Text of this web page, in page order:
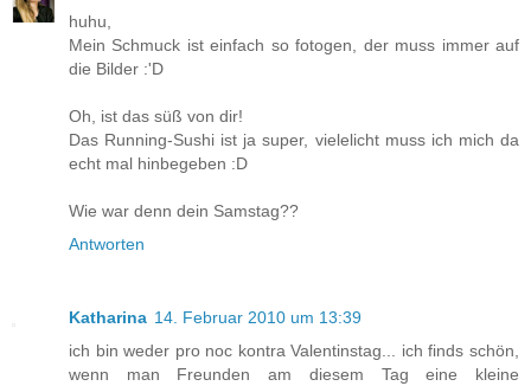
huhu,
Mein Schmuck ist einfach so fotogen, der muss immer auf
die Bilder :'D
Oh, ist das süß von dir!
Das Running-Sushi ist ja super, vielelicht muss ich mich da
echt mal hinbegeben :D
Wie war denn dein Samstag??
Antworten
Katharina 14. Februar 2010 um 13:39
ich bin weder pro noc kontra Valentinstag... ich finds schön,
wenn man Freunden am diesem Tag eine kleine